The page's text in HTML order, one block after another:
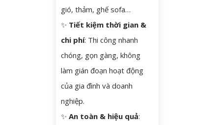
gió, thảm, ghế sofa…
✨ Tiết kiệm thời gian &
chi phí: Thi công nhanh
chóng, gọn gàng, không
làm gián đoạn hoạt động
của gia đình và doanh
nghiệp.
✨ An toàn & hiệu quả: